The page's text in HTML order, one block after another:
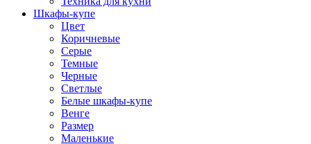
Шкафы-купе
Цвет
Коричневые
Серые
Темные
Черные
Светлые
Белые шкафы-купе
Венге
Размер
Маленькие